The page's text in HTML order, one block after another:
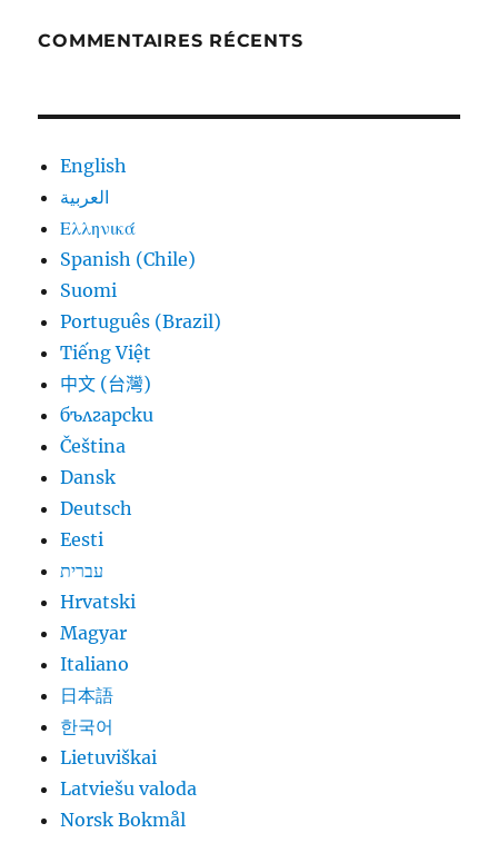
COMMENTAIRES RÉCENTS
English
العربية
Ελληνικά
Spanish (Chile)
Suomi
Português (Brazil)
Tiếng Việt
中文 (台灣)
български
Čeština
Dansk
Deutsch
Eesti
עברית
Hrvatski
Magyar
Italiano
日本語
한국어
Lietuviškai
Latviešu valoda
Norsk Bokmål